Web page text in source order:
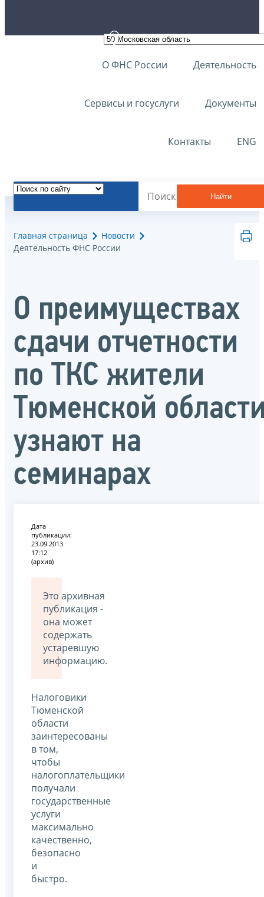
О ФНС России Деятельность
Сервисы и госуслуги Документы
Контакты ENG
Найти
Главная страница
Новости
Деятельность ФНС России
О преимуществах
сдачи отчетности
по ТКС жители
Тюменской
узнают на
семинарах
Дата
публикации:
23.09.2013
17:12
(архив)
Это архивная
публикация -
она может
содержать
устаревшую
информацию.
Налоговики
Тюменской
области
заинтересованы
в том,
чтобы
налогоплательщики
получали
государственные
услуги
максимально
качественно,
безопасно
и
быстро.